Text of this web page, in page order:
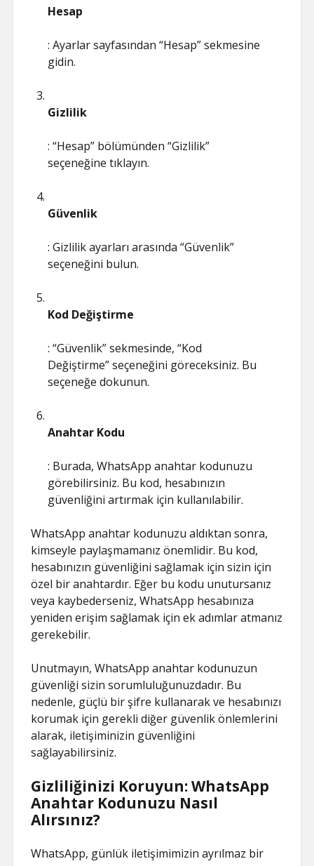
Hesap
: Ayarlar sayfasından “Hesap” sekmesine
gidin.
Gizlilik
: “Hesap” bölümünden “Gizlilik”
seçeneğine tıklayın.
Güvenlik
: Gizlilik ayarları arasında “Güvenlik”
seçeneğini bulun.
Kod Değiştirme
: “Güvenlik” sekmesinde, “Kod
Değiştirme” seçeneğini göreceksiniz. Bu
seçeneğe dokunun.
Anahtar Kodu
: Burada, WhatsApp anahtar kodunuzu
görebilirsiniz. Bu kod, hesabınızın
güvenliğini artırmak için kullanılabilir.
WhatsApp anahtar kodunuzu aldıktan sonra,
kimseyle paylaşmamanız önemlidir. Bu kod,
hesabınızın güvenliğini sağlamak için sizin için
özel bir anahtardır. Eğer bu kodu unutursanız
veya kaybederseniz, WhatsApp hesabınıza
yeniden erişim sağlamak için ek adımlar atmanız
gerekebilir.
Unutmayın, WhatsApp anahtar kodunuzun
güvenliği sizin sorumluluğunuzdadır. Bu
nedenle, güçlü bir şifre kullanarak ve hesabınızı
korumak için gerekli diğer güvenlik önlemlerini
alarak, iletişiminizin güvenliğini
sağlayabilirsiniz.
Gizliliğinizi Koruyun: WhatsApp
Anahtar Kodunuzu Nasıl
Alırsınız?
WhatsApp, günlük iletişimimizin ayrılmaz bir